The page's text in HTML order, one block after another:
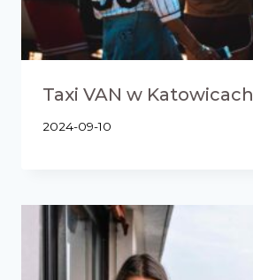
Taxi VAN w Katowicach
2024-09-10